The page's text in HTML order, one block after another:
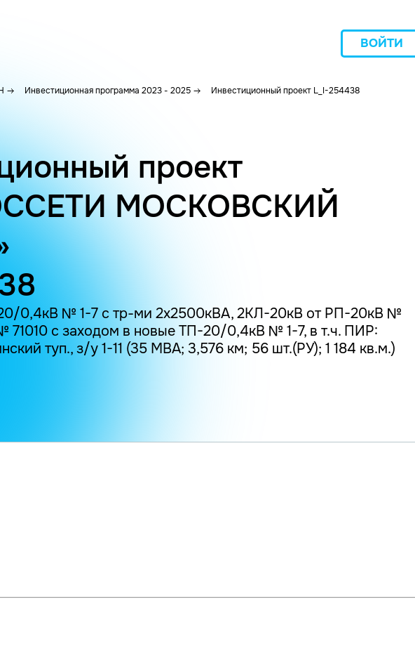
ВОЙТИ
Инвестиционная программа 2023 - 2025 Инвестиционный проект L_I-254438
проект
МОСКОВСКИЙ
0,4кВ № 1-7 с тр-ми 2х2500кВА, 2КЛ-20кВ от РП-20кВ №
с заходом в новые ТП-20/0,4кВ № 1-7, в т.ч. ПИР:
туп., з/у 1-11 (35 МВА; 3,576 км; 56 шт.(РУ); 1 184 кв.м.)